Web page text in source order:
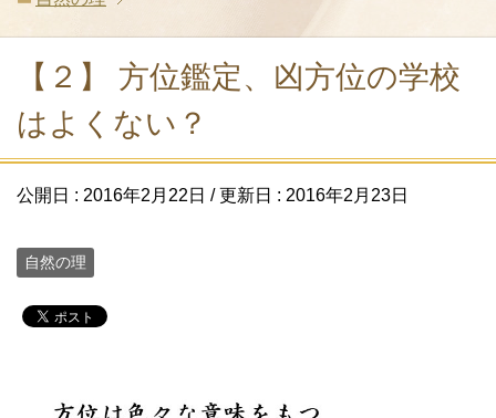
【２】 方位鑑定、凶方位の学校
はよくない？
公開日 : 2016年2月22日 / 更新日 : 2016年2月23日
自然の理